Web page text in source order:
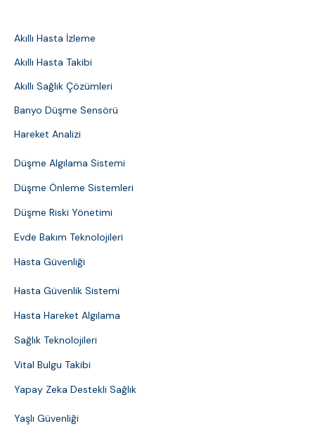
Akıllı Hasta İzleme
Akıllı Hasta Takibi
Akıllı Sağlık Çözümleri
Banyo Düşme Sensörü
Hareket Analizi
Düşme Algılama Sistemi
Düşme Önleme Sistemleri
Düşme Riski Yönetimi
Evde Bakım Teknolojileri
Hasta Güvenliği
Hasta Güvenlik Sistemi
Hasta Hareket Algılama
Sağlık Teknolojileri
Vital Bulgu Takibi
Yapay Zeka Destekli Sağlık
Yaşlı Güvenliği